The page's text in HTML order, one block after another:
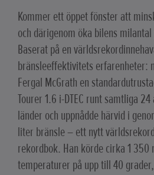
Kommer ett öppet fönster att
och därigenom öka bilens
Baserat på en
bränsleeffektivitets erfarenheter:
Fergal McGrath en
Tourer 1.6 i-DTEC runt samtliga
länder och uppnådde härvid i
liter bränsle – ett nytt
rekordbok. Han körde cirka 1 350
temperaturer på upp till 40